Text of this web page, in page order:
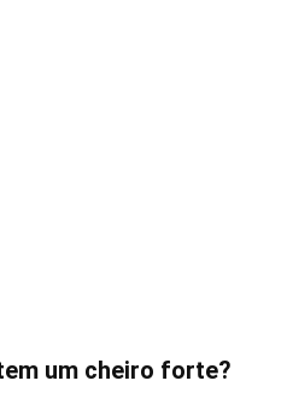
um cheiro forte?